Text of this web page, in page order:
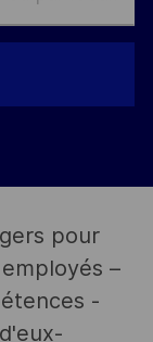
pour
–
-